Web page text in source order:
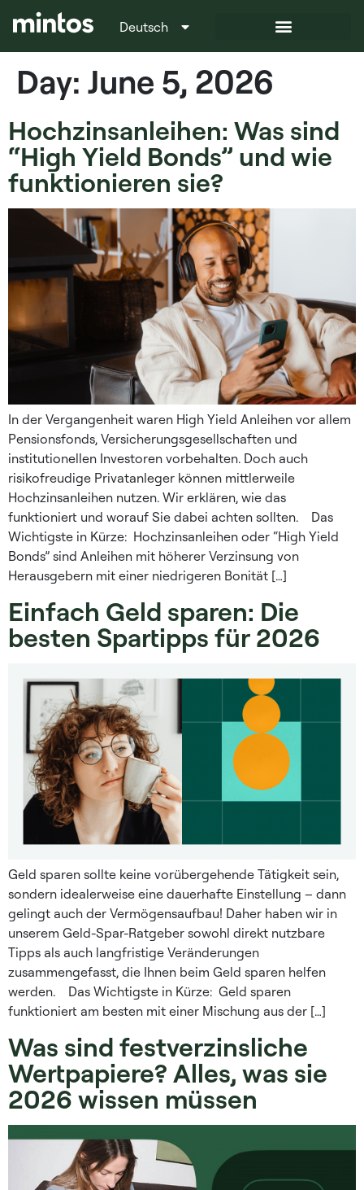
Deutsch
Italiano
Day: June 5, 2026
Hochzinsanleihen: Was sind
“High Yield Bonds” und wie
funktionieren sie?
In der Vergangenheit waren High Yield Anleihen vor allem
Pensionsfonds, Versicherungsgesellschaften und
institutionellen Investoren vorbehalten. Doch auch
risikofreudige Privatanleger können mittlerweile
Hochzinsanleihen nutzen. Wir erklären, wie das
funktioniert und worauf Sie dabei achten sollten. Das
Wichtigste in Kürze: Hochzinsanleihen oder “High Yield
Bonds” sind Anleihen mit höherer Verzinsung von
Herausgebern mit einer niedrigeren Bonität […]
Einfach Geld sparen: Die
besten Spartipps für 2026
Geld sparen sollte keine vorübergehende Tätigkeit sein,
sondern idealerweise eine dauerhafte Einstellung – dann
gelingt auch der Vermögensaufbau! Daher haben wir in
unserem Geld-Spar-Ratgeber sowohl direkt nutzbare
Tipps als auch langfristige Veränderungen
zusammengefasst, die Ihnen beim Geld sparen helfen
werden. Das Wichtigste in Kürze: Geld sparen
funktioniert am besten mit einer Mischung aus der […]
Was sind festverzinsliche
Wertpapiere? Alles, was sie
2026 wissen müssen